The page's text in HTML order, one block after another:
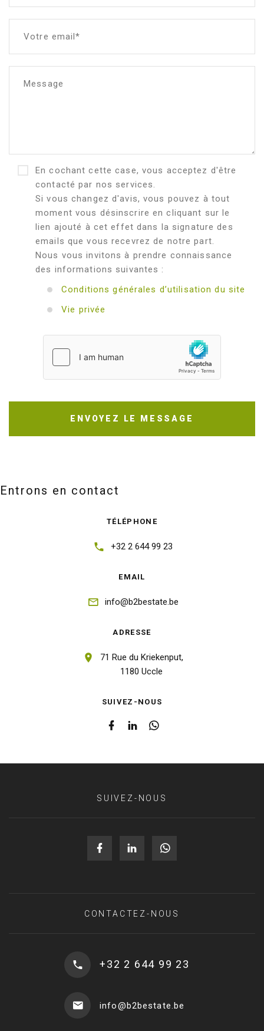
Votre email*
Message
En cochant cette case, vous acceptez d'être
contacté par nos services.
Si vous changez d'avis, vous pouvez à tout
moment vous désinscrire en cliquant sur le
lien ajouté à cet effet dans la signature des
emails que vous recevrez de notre part.
Nous vous invitons à prendre connaissance
des informations suivantes :
Conditions générales d’utilisation du site
Vie privée
ENVOYEZ LE MESSAGE
Entrons en contact
TÉLÉPHONE
+32 2 644 99 23
EMAIL
info@b2bestate.be
ADRESSE
71 Rue du Kriekenput,
1180 Uccle
SUIVEZ-NOUS
SUIVEZ-NOUS
CONTACTEZ-NOUS
+32 2 644 99 23
info@b2bestate.be